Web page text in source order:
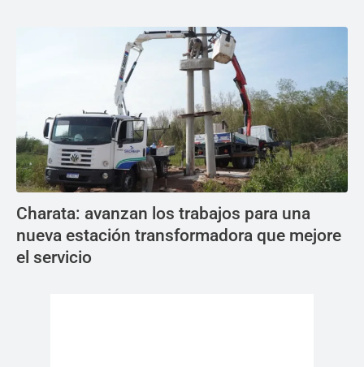
Charata: avanzan los trabajos para una
nueva estación transformadora que mejore
el servicio